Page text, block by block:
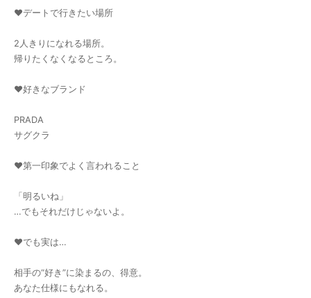
♥デートで行きたい場所
2人きりになれる場所。
帰りたくなくなるところ。
♥好きなブランド
PRADA
サグクラ
♥第一印象でよく言われること
「明るいね」
…でもそれだけじゃないよ。
♥でも実は…
相手の“好き”に染まるの、得意。
あなた仕様にもなれる。